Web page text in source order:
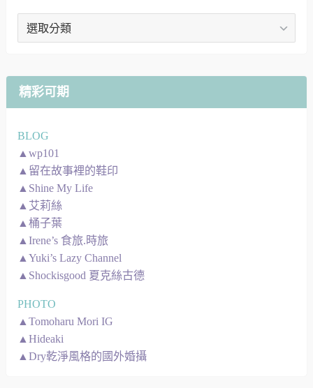
文
圖
精彩可期
BLOG
▲wp101
▲留在故事裡的鞋印
▲Shine My Life
▲艾莉絲
▲桶子葉
▲Irene’s 食旅.時旅
▲Yuki’s Lazy Channel
▲Shockisgood 夏克絲古德
PHOTO
▲Tomoharu Mori IG
▲Hideaki
▲Dry乾淨風格的國外婚攝